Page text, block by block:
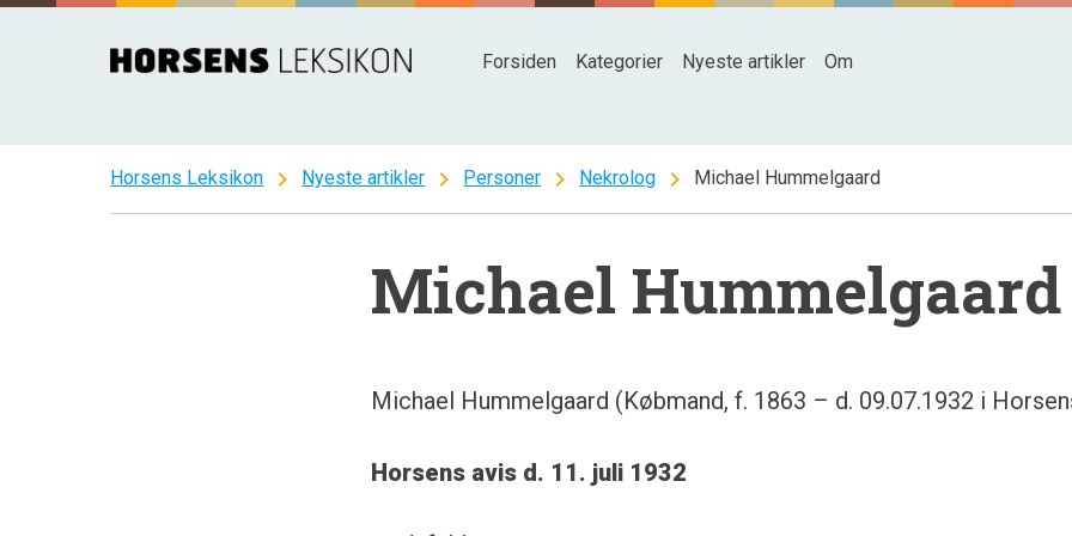
Spring
Forsiden Kategorier Nyeste artikler Om
Horsens Leksikon chevron_right Nyeste artikler chevron_right Personer chevron_right Nekrolog chevron_right Michael Hummelgaard
Michael Hummelgaard
Michael Hummelgaard (Købmand, f. 1863 – d. 09.07.1932 i
Horsens avis d. 11. juli 1932